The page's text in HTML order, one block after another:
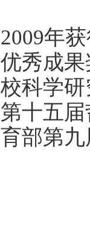
2009年
优秀成
校科学
第十五
育部第